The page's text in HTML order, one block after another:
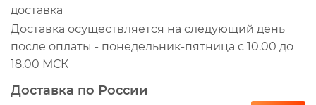
доставка
Доставка осуществляется на следующий день
после оплаты - понедельник-пятница с 10.00 до
18.00 МСК
Доставка по России